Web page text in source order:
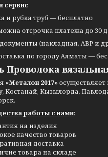
сервис
и рубка труб — бесплатно
отсрочка платежа до 30
(накладная, АВР и
по городу Алматы —
Проволока
«Металон 2017»
Костанай, Кызылорда,
работы с нами:
на изделия
качество товаров
доставка
товара на складе